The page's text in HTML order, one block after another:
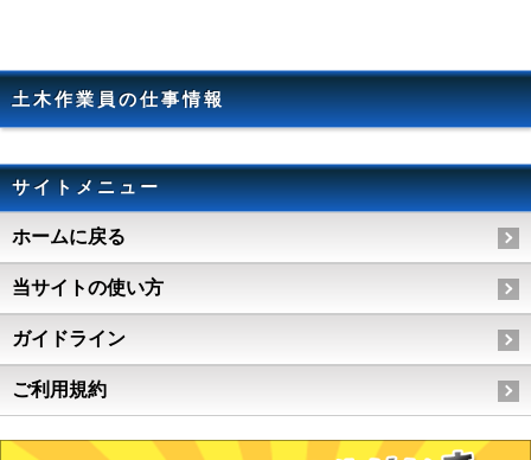
土木作業員の仕事情報
サイトメニュー
ホームに戻る
当サイトの使い方
ガイドライン
ご利用規約